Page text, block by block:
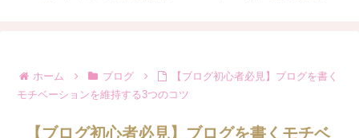
ホーム ブログ
【ブログ初心者必見】ブログを書く
モチベーションを維持する3つのコツ
【ブログ初心者必見】ブログを書くモチベ